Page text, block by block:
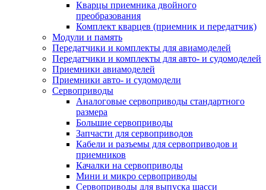
Кварцы приемника двойного
преобразования
Комплект кварцев (приемник и передатчик)
Модули и память
Передатчики и комплекты для авиамоделей
Передатчики и комплекты для авто- и судомоделей
Приемники авиамоделей
Приемники авто- и судомодели
Сервоприводы
Аналоговые сервоприводы стандартного
размера
Большие сервоприводы
Запчасти для сервоприводов
Кабели и разъемы для сервоприводов и
приемников
Качалки на сервоприводы
Мини и микро сервоприводы
Сервоприводы для выпуска шасси